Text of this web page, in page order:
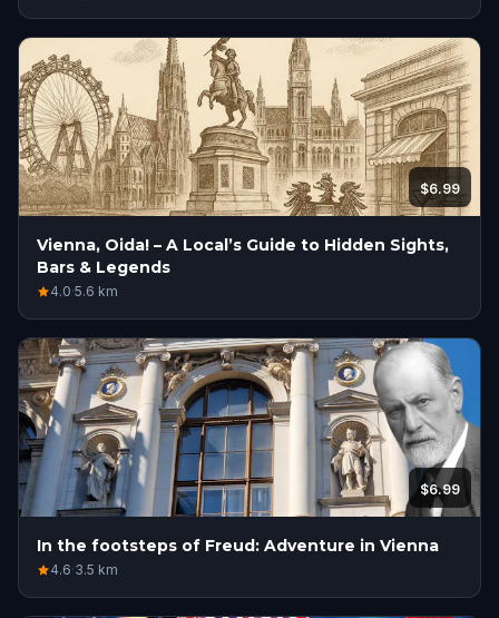
$6.99
Vienna, Oida! – A Local’s Guide to Hidden Sights,
Bars & Legends
4.0·5.6 km
$6.99
In the footsteps of Freud: Adventure in Vienna
4.6·3.5 km